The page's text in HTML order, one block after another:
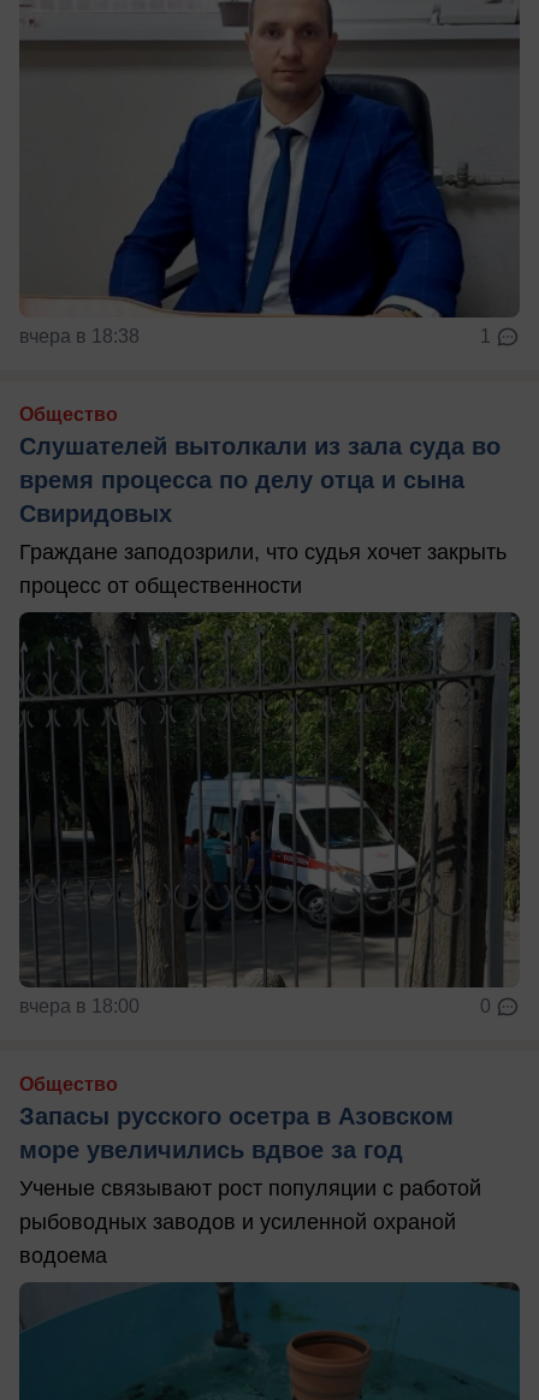
вчера в 18:38 1
Общество
Слушателей вытолкали из зала суда во
время процесса по делу отца и сына
Свиридовых
Граждане заподозрили, что судья хочет закрыть
процесс от общественности
вчера в 18:00 0
Общество
Запасы русского осетра в Азовском
море увеличились вдвое за год
Ученые связывают рост популяции с работой
рыбоводных заводов и усиленной охраной
водоема